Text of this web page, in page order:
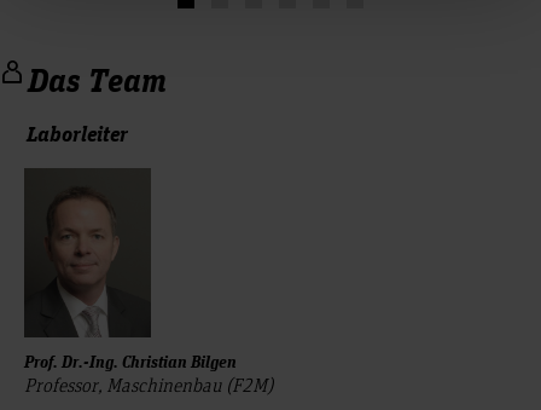
Das Team
Laborleiter
Prof. Dr.-Ing. Christian Bilgen
Professor, Maschinenbau (F2M)